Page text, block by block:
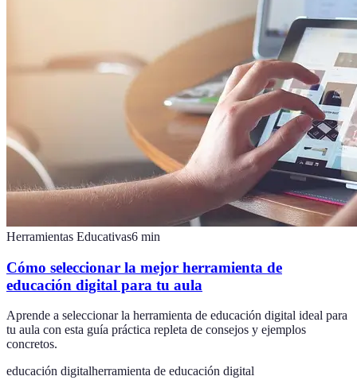
Herramientas Educativas6 min
Cómo seleccionar la mejor herramienta de
educación digital para tu aula
Aprende a seleccionar la herramienta de educación digital ideal para
tu aula con esta guía práctica repleta de consejos y ejemplos
concretos.
educación digitalherramienta de educación digital